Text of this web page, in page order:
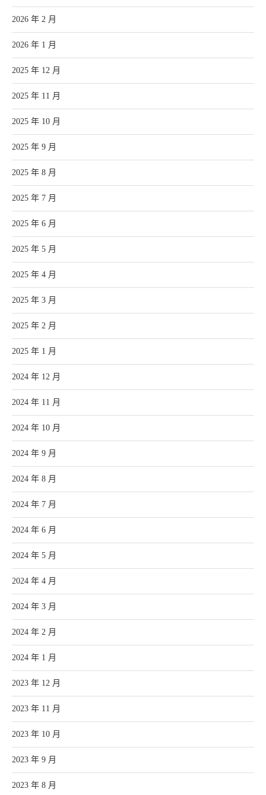
2026 年 2 月
2026 年 1 月
2025 年 12 月
2025 年 11 月
2025 年 10 月
2025 年 9 月
2025 年 8 月
2025 年 7 月
2025 年 6 月
2025 年 5 月
2025 年 4 月
2025 年 3 月
2025 年 2 月
2025 年 1 月
2024 年 12 月
2024 年 11 月
2024 年 10 月
2024 年 9 月
2024 年 8 月
2024 年 7 月
2024 年 6 月
2024 年 5 月
2024 年 4 月
2024 年 3 月
2024 年 2 月
2024 年 1 月
2023 年 12 月
2023 年 11 月
2023 年 10 月
2023 年 9 月
2023 年 8 月